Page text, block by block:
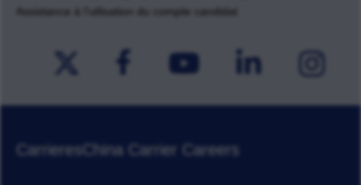
Assistance à l'utlisation du compte candidat
CarrieresChina Carrier Careers